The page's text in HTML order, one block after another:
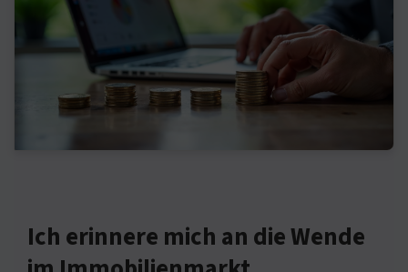
Ich erinnere mich an die Wende